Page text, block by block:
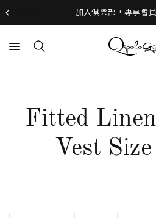
加入俱樂部，專享會
Fitted
Vest